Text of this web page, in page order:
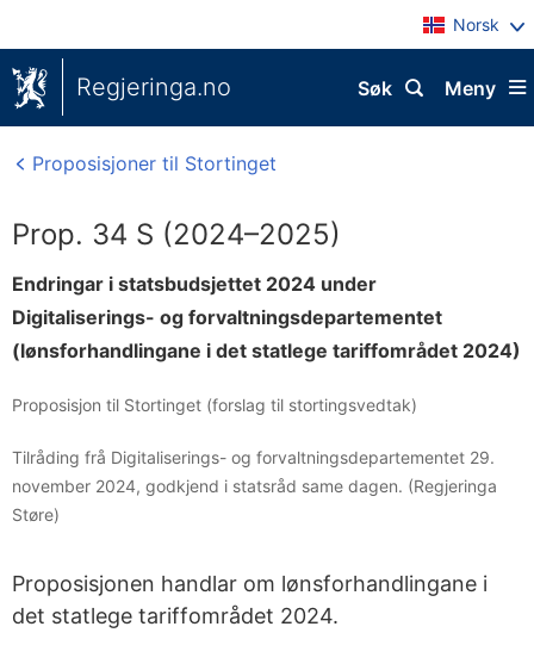
Norsk
Regjeringa.no Meny
Søk
Proposisjoner til Stortinget
Prop. 34 S (2024–2025)
Endringar i statsbudsjettet 2024 under
Digitaliserings- og forvaltningsdepartementet
(lønsforhandlingane i det statlege tariffområdet 2024)
Proposisjon til Stortinget (forslag til stortingsvedtak)
Tilråding frå Digitaliserings- og forvaltningsdepartementet 29.
november 2024, godkjend i statsråd same dagen. (Regjeringa
Støre)
Proposisjonen handlar om lønsforhandlingane i
det statlege tariffområdet 2024.